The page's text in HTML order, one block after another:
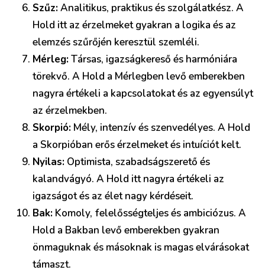
Szűz:Analitikus, praktikus és szolgálatkész. A
Hold itt az érzelmeket gyakran a logika és az
elemzés szűrőjén keresztül szemléli.
Mérleg:Társas, igazságkereső és harmóniára
törekvő. A Hold a Mérlegben levő emberekben
nagyra értékeli a kapcsolatokat és az egyensúlyt
az érzelmekben.
Skorpió: Mély, intenzív és szenvedélyes. A Hold
a Skorpióban erős érzelmeket és intuíciót kelt.
Nyilas: Optimista, szabadságszerető és
kalandvágyó. A Hold itt nagyra értékeli az
igazságot és az élet nagy kérdéseit.
Bak: Komoly, felelősségteljes és ambiciózus. A
Hold a Bakban levő emberekben gyakran
önmaguknak és másoknak is magas elvárásokat
támaszt.